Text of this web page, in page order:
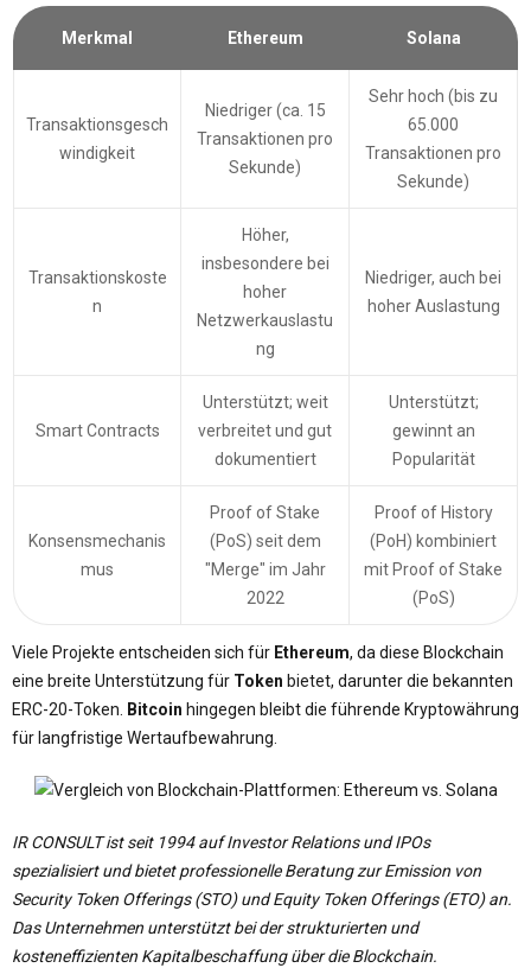
Merkmal Ethereum Solana
Transaktionsgesch
windigkeit
Niedriger (ca. 15
Transaktionen pro
Sekunde)
Sehr hoch (bis zu
65.000
Transaktionen pro
Sekunde)
Transaktionskoste
n
Höher,
insbesondere bei
hoher
Netzwerkauslastu
ng
Niedriger, auch bei
hoher Auslastung
Smart Contracts
Unterstützt; weit
verbreitet und gut
dokumentiert
Unterstützt;
gewinnt an
Popularität
Konsensmechanis
mus
Proof of Stake
(PoS) seit dem
"Merge" im Jahr
2022
Proof of History
(PoH) kombiniert
mit Proof of Stake
(PoS)
Viele Projekte entscheiden sich für Ethereum, da diese Blockchain
eine breite Unterstützung für Token bietet, darunter die bekannten
ERC-20-Token.
Bitcoin hingegen bleibt die führende Kryptowährung
für langfristige Wertaufbewahrung.
IR CONSULT ist seit 1994 auf Investor Relations und IPOs
spezialisiert und bietet professionelle Beratung zur Emission von
Security Token Offerings (STO) und Equity Token Offerings (ETO) an.
Das Unternehmen unterstützt bei der strukturierten und
kosteneffizienten Kapitalbeschaffung über die Blockchain.